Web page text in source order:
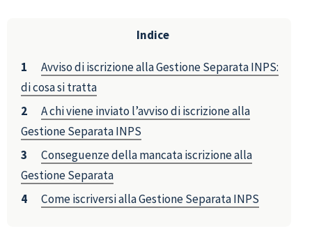
Indice
Avviso di iscrizione alla Gestione Separata INPS:
di cosa si tratta
A chi viene inviato l’avviso di iscrizione alla
Gestione Separata INPS
Conseguenze della mancata iscrizione alla
Gestione Separata
Come iscriversi alla Gestione Separata INPS